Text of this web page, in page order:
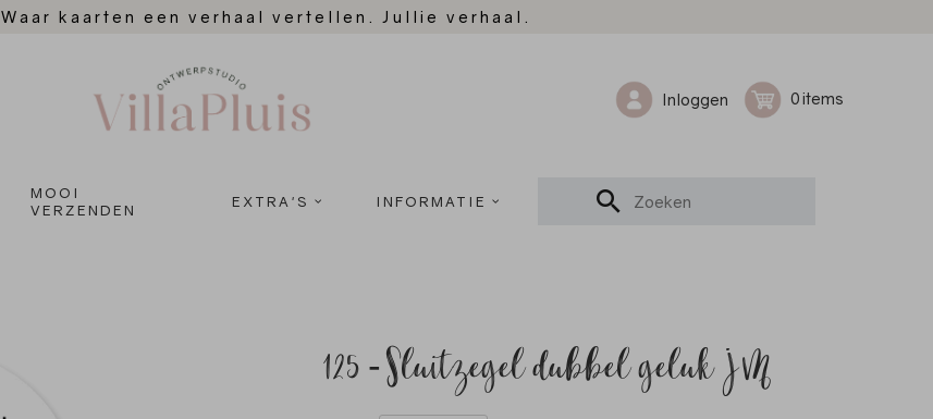
Waar kaarten een verhaal vertellen. Jullie verhaal.
Inloggen 0
MOOI
VERZENDEN
EXTRA'S INFORMATIE
125 - Sluitzegel dubbel geluk JM